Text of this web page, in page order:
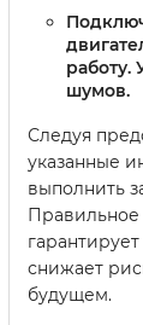
работу.
шумов.
Следуя
указанные
выполнить
снижает
будущем.